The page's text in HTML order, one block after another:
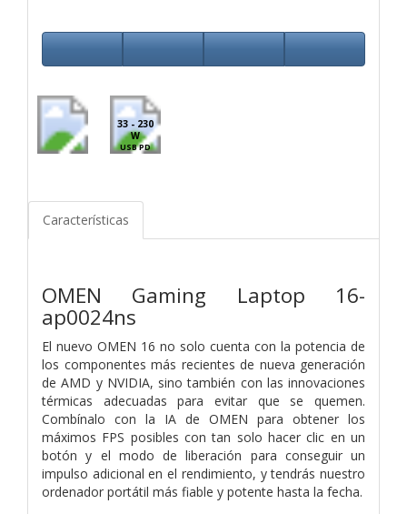
33 - 230
W
USB PD
Características
OMEN Gaming Laptop 16-
ap0024ns
El nuevo OMEN 16 no solo cuenta con la potencia de
los componentes más recientes de nueva generación
de AMD y NVIDIA, sino también con las innovaciones
térmicas adecuadas para evitar que se quemen.
Combínalo con la IA de OMEN para obtener los
máximos FPS posibles con tan solo hacer clic en un
botón y el modo de liberación para conseguir un
impulso adicional en el rendimiento, y tendrás nuestro
ordenador portátil más fiable y potente hasta la fecha.